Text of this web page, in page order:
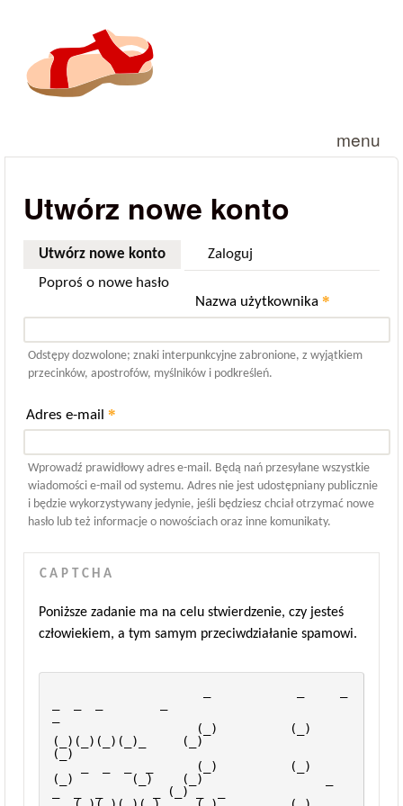
menu
Utwórz nowe konto
Utwórz nowe konto (aktywna karta)
Zaloguj
Poproś o nowe hasło
Nazwa użytkownika*
Odstępy dozwolone; znaki interpunkcyjne zabronione, z wyjątkiem
przecinków, apostrofów, myślników i podkreśleń.
Adres e-mail *
Wprowadź prawidłowy adres e-mail. Będą nań przesyłane wszystkie
wiadomości e-mail od systemu. Adres nie jest udostępniany publicznie
i będzie wykorzystywany jedynie, jeśli będziesz chciał otrzymać nowe
hasło lub też informacje o nowościach oraz inne komunikaty.
CAPTCHA
Poniższe zadanie ma na celu stwierdzenie, czy jesteś
człowiekiem, a tym samym przeciwdziałanie spamowi.
                    (_)          (_)
(_)(_)(_)(_)_     (_)
(_)
    _  _  _  _      (_)          (_)
(_)        (_)    (_)                 _
_  _  _       _ (_) _  _